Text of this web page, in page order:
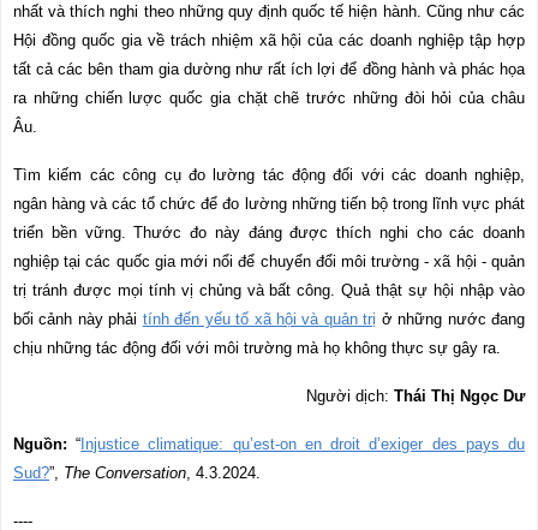
nhất và thích nghi theo những quy định quốc tế hiện hành. Cũng như các
Hội đồng quốc gia về trách nhiệm xã hội của các doanh nghiệp tập hợp
tất cả các bên tham gia dường như rất ích lợi để đồng hành và phác họa
ra những chiến lược quốc gia chặt chẽ trước những đòi hỏi của châu
Âu.
Tìm kiếm các công cụ đo lường tác động đối với các doanh nghiệp,
ngân hàng và các tổ chức để đo lường những tiến bộ trong lĩnh vực phát
triển bền vững. Thước đo này đáng được thích nghi cho các doanh
nghiệp tại các quốc gia mới nổi để chuyển đổi môi trường - xã hội - quản
trị tránh được mọi tính vị chủng và bất công. Quả thật sự hội nhập vào
bối cảnh này phải tính đến yếu tố xã hội và quản trị ở những nước đang
chịu những tác động đối với môi trường mà họ không thực sự gây ra.
Người dịch: Thái Thị Ngọc Dư
Nguồn: “ Injustice climatique: qu’est-on en droit d’exiger des pays du
Sud?”, The Conversation , 4.3.2024.
----